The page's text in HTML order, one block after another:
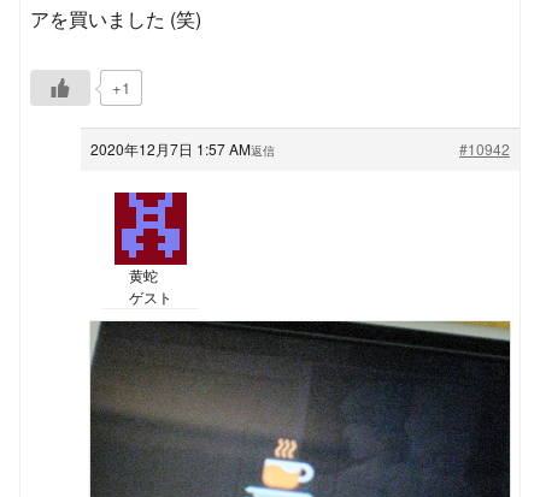
アを買いました (笑)
+1
2020年12月7日 1:57 AM #10942
返信
黄蛇
ゲスト